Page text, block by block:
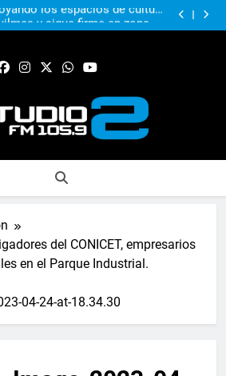
e identidad
y sigue firme en zona de
Reducido
el papá del 10 de la selección
al Centro Papa Francisco en
los espacios de cultura
y sigue firme en zona de
el papá del 10 de la selección
argentina
2
del CONICET, empresarios
en el Parque Industrial.
04-24-at-18.34.30